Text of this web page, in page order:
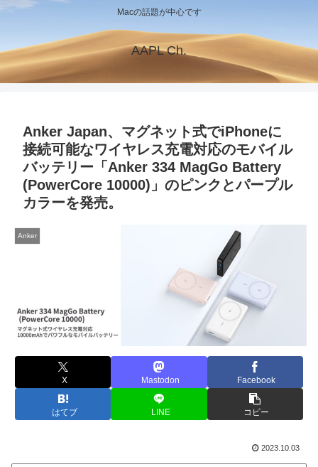
Macの話題が中心です
AAPL Ch.
Anker Japan、マグネット式でiPhoneに
接続可能なワイヤレス充電対応のモバイル
バッテリー「Anker 334 MagGo Battery
(PowerCore 10000)」のピンクとパープル
カラーを発売。
Anker
X Mastodon Facebook
はてブ LINE コピー
2023.10.03